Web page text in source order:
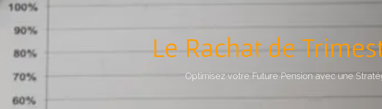
Le Rachat de
Optimisez votre Future Pension avec une